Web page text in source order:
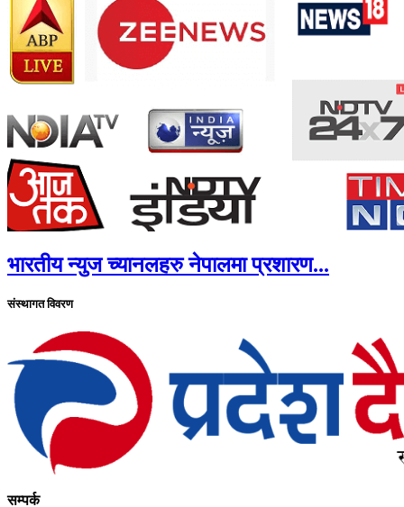
भारतीय न्युज च्यानलहरु नेपालमा प्रशारण...
संस्थागत विवरण
सम्पर्क